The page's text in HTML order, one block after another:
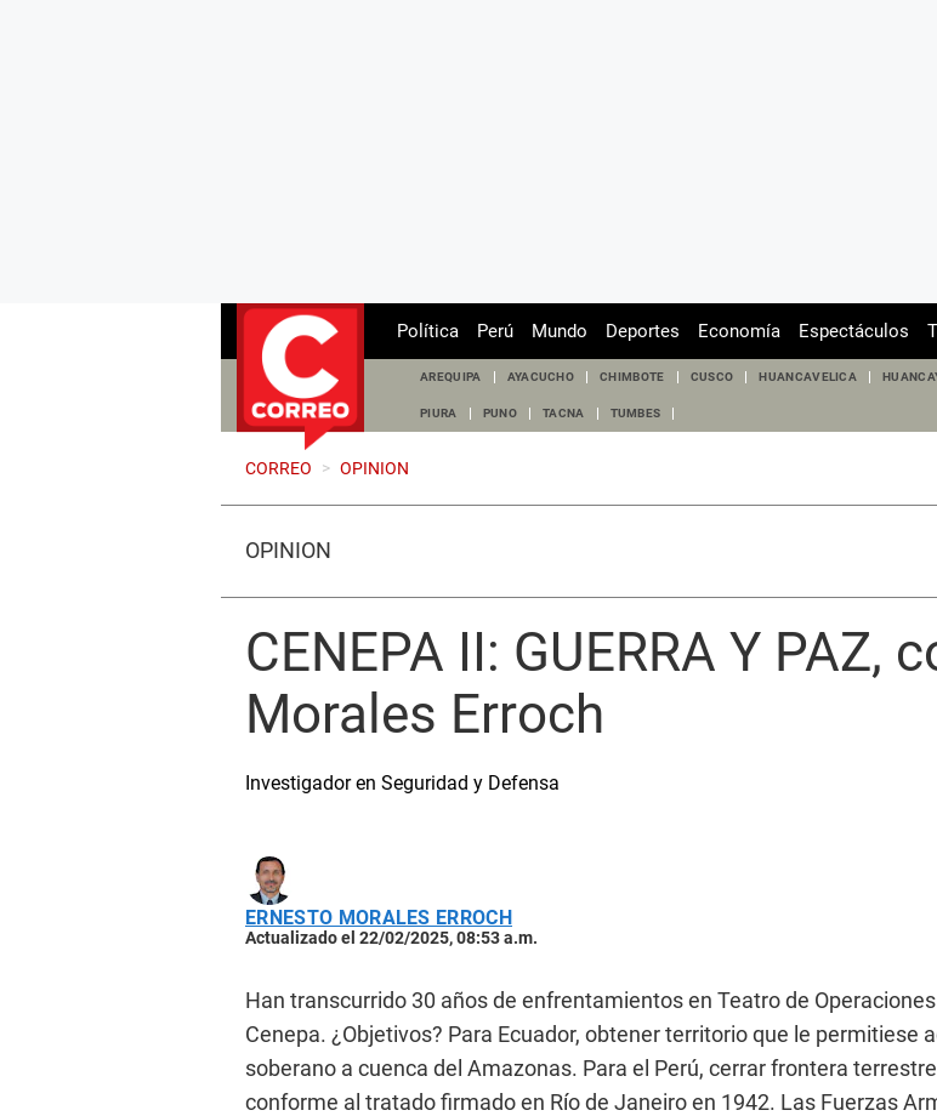
Política Perú Mundo Deportes Economía Espectáculos
AREQUIPA AYACUCHO CHIMBOTE CUSCO HUANCAVELICA
PIURA PUNO TACNA TUMBES
CORREO > OPINION
OPINIÓN
CENEPA II: GUERRA Y PAZ,
Morales Erroch
Investigador en Seguridad y Defensa
ERNESTO MORALES ERROCH
Actualizado el 22/02/2025, 08:53 a.m.
Han transcurrido 30 años de enfrentamientos en Teatro de Operaciones
Cenepa. ¿Objetivos? Para Ecuador, obtener territorio que le permitiese
soberano a cuenca del Amazonas. Para el Perú, cerrar frontera terrestre
conforme al tratado firmado en Río de Janeiro en 1942. Las Fuerzas